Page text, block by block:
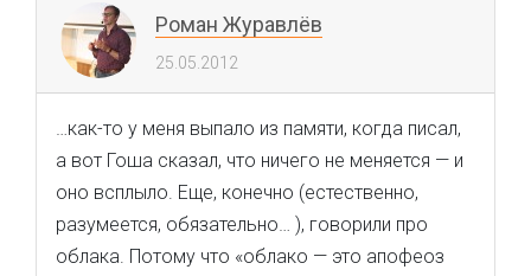
Роман Журавлёв
25.05.2012
…как-то у меня выпало из памяти, когда писал,
а вот Гоша сказал, что ничего не меняется — и
оно всплыло. Еще, конечно (естественно,
разумеется, обязательно… ), говорили про
облака. Потому что «облако — это апофеоз